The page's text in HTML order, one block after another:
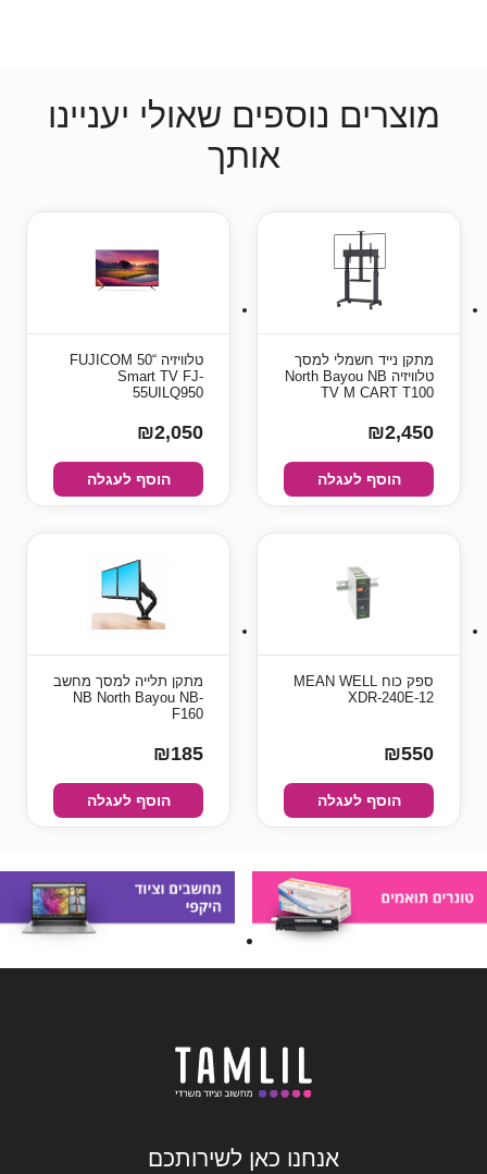
מוצרים נוספים שאולי יעניינו
אותך
מתקן נייד חשמלי למסך
טלוויזיה North Bayou NB
TV M CART T100
₪2,450
הוסף לעגלה
טלוויזיה “50 FUJICOM
Smart TV FJ-
55UILQ950
₪2,050
הוסף לעגלה
ספק כוח MEAN WELL
XDR-240E-12
₪550
הוסף לעגלה
מתקן תלייה למסך מחשב
NB North Bayou NB-
F160
₪185
הוסף לעגלה
אנחנו כאן לשירותכם